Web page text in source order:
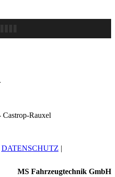
DATENSCHUTZ |
MS Fahrzeugtechnik GmbH